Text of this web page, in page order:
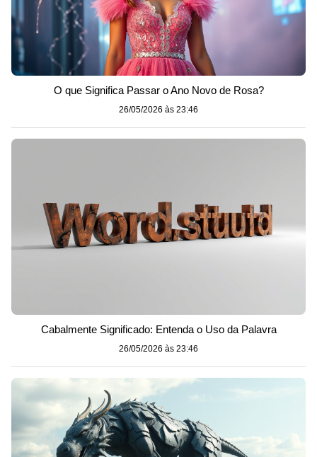
O que Significa Passar o Ano Novo de Rosa?
26/05/2026 às 23:46
Cabalmente Significado: Entenda o Uso da Palavra
26/05/2026 às 23:46